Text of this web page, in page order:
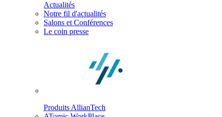
Actualités
Notre fil d'actualités
Salons et Conférences
Le coin presse
Produits AllianTech